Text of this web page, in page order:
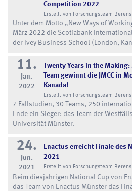
Competition 2022
Erstellt von Forschungsteam Berens
Unter dem Motto „New Ways of
März 2022 die Scotiabank
der Ivey Business School (London,
11.
Jan.
2022
Twenty Years in the
Team gewinnt die JMCC in
Kanada!
Erstellt von Forschungsteam Berens
7 Fallstudien, 30 Teams, 250
Ende ein Sieger: das Team der
Universität Münster.
24.
Jun.
2021
Enactus erreicht Finale des
2021
Erstellt von Forschungsteam Berens
Beim diesjährigen National Cup von
das Team von Enactus Münster das